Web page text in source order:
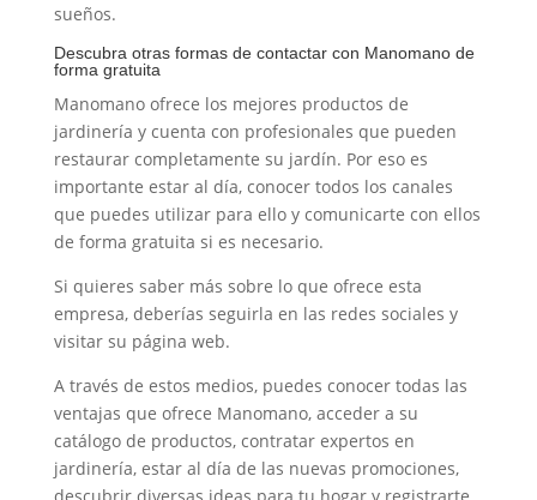
sueños.
Descubra otras formas de contactar con Manomano de
forma gratuita
Manomano ofrece los mejores productos de
jardinería y cuenta con profesionales que pueden
restaurar completamente su jardín. Por eso es
importante estar al día, conocer todos los canales
que puedes utilizar para ello y comunicarte con ellos
de forma gratuita si es necesario.
Si quieres saber más sobre lo que ofrece esta
empresa, deberías seguirla en las redes sociales y
visitar su página web.
A través de estos medios, puedes conocer todas las
ventajas que ofrece Manomano, acceder a su
catálogo de productos, contratar expertos en
jardinería, estar al día de las nuevas promociones,